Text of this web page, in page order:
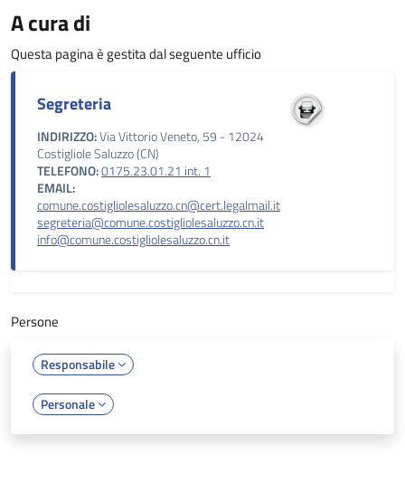
A cura di
Questa pagina è gestita dal seguente ufficio
Segreteria
INDIRIZZO:Via Vittorio Veneto, 59 - 12024
Costigliole Saluzzo (CN)
TELEFONO:0175.23.01.21 int. 1
EMAIL:
comune.costigliolesaluzzo.cn@cert.legalmail.it
segreteria@comune.costigliolesaluzzo.cn.it
info@comune.costigliolesaluzzo.cn.it
Persone
Responsabile
Personale